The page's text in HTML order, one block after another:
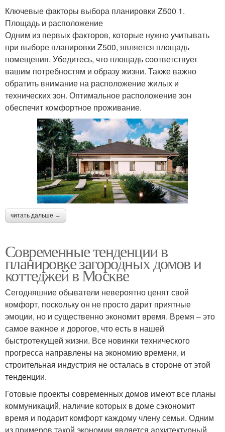
Ключевые факторы выбора планировки Z500 1.
Площадь и расположение
Одним из первых факторов, которые нужно учитывать
при выборе планировки Z500, является площадь
помещения. Убедитесь, что площадь соответствует
вашим потребностям и образу жизни. Также важно
обратить внимание на расположение жилых и
технических зон. Оптимальное расположение зон
обеспечит комфортное проживание.
читать дальше →
Современные тенденции в
планировке загородных домов и
коттеджей в Москве
Сегодняшние обыватели невероятно ценят свой
комфорт, поскольку он не просто дарит приятные
эмоции, но и существенно экономит время. Время – это
самое важное и дорогое, что есть в нашей
быстротекущей жизни. Все новинки технического
прогресса направлены на экономию времени, и
строительная индустрия не осталась в стороне от этой
тенденции.
Готовые проекты современных домов имеют все планы
коммуникаций, наличие которых в доме сэкономит
время и подарит комфорт каждому члену семьи. Одним
из примеров такой экономии является архитектурный